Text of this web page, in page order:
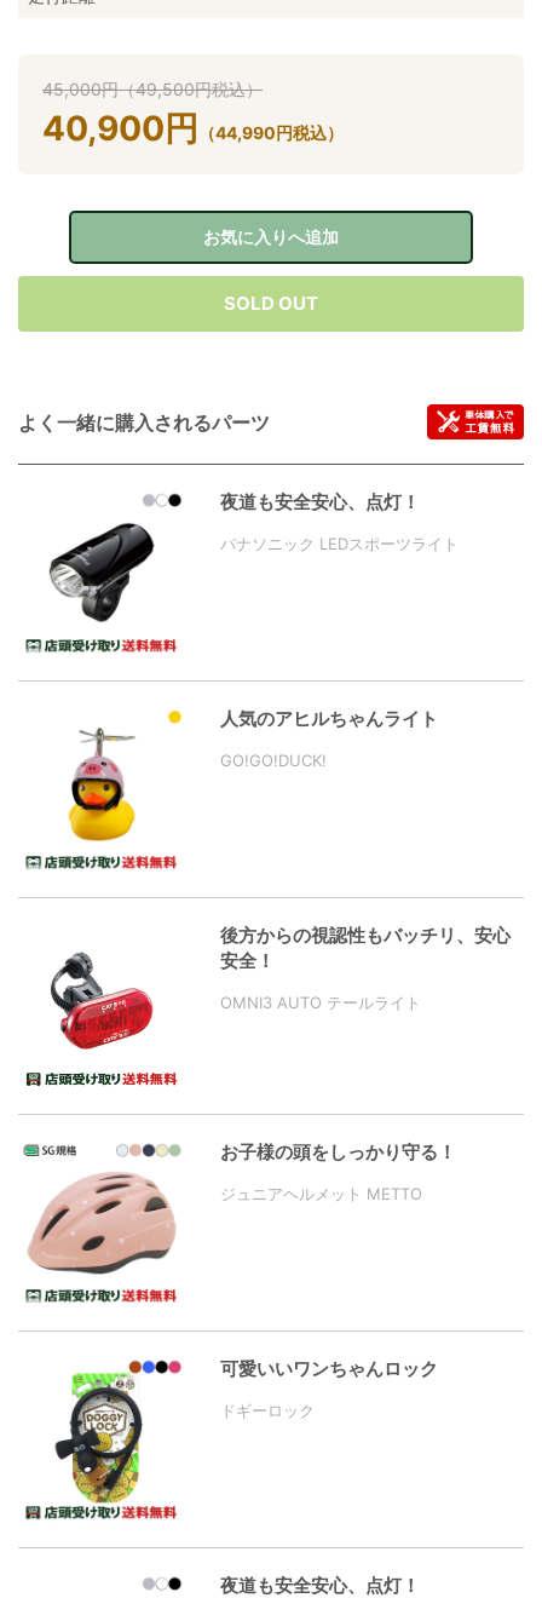
45,000円（49,500円税込）
40,900 円 （44,990円税込）
お気に入りへ追加
SOLD OUT
よく一緒に購入されるパーツ
夜道も安全安心、点灯！
パナソニック LEDスポーツライト
人気のアヒルちゃんライト
GO!GO!DUCK!
後方からの視認性もバッチリ、安心
安全！
OMNI3 AUTO テールライト
お子様の頭をしっかり守る！
ジュニアヘルメット METTO
可愛いいワンちゃんロック
ドギーロック
夜道も安全安心、点灯！